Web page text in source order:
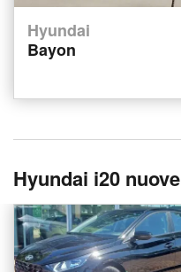
Hyundai
Bayon
Hyundai i20 nuove